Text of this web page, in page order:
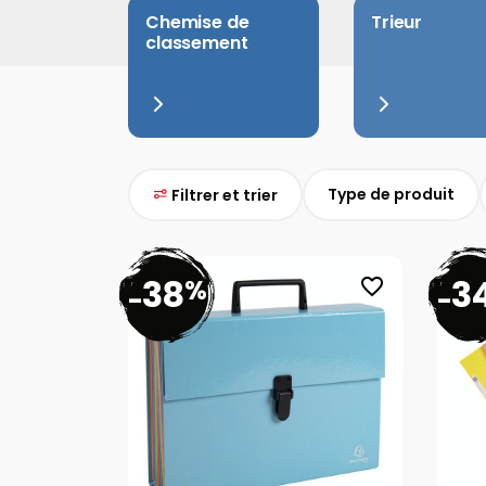
Chemise de
classement
Trieur
Filtrer et trier Type de produit
favorite_border
-38% -